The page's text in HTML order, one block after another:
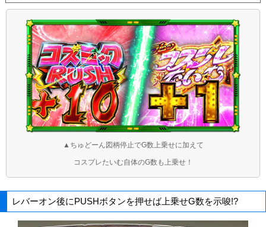
▲ちゅどーん図柄停止でG数上乗せに加えて
コスプレたいむ自体のG数も上乗せ！
レバーオン後にPUSHボタンを押せば上乗せG数を示唆!?